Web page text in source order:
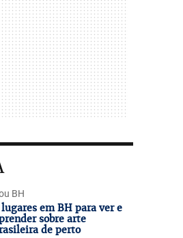
BH
lugares em BH para ver e
sobre arte
de perto